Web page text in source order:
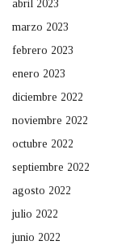
abril 2023
marzo 2023
febrero 2023
enero 2023
diciembre 2022
noviembre 2022
octubre 2022
septiembre 2022
agosto 2022
julio 2022
junio 2022